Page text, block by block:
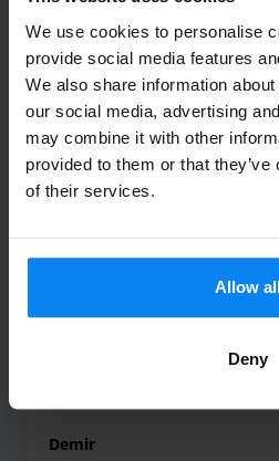
We use cookies to personalise
provide social media features
We also share information
our social media, advertising
may combine it with other
provided to them or that
of their services.
Allow
Deny
umgehend mit dem
korrigieren, um
Missverständnisse zu
Hinweise bezüglich der
und der Freundlichkeit
leiten wir direkt weiter,
Mithilfe und alles Gute
Sehr geehrter Herr
Demir